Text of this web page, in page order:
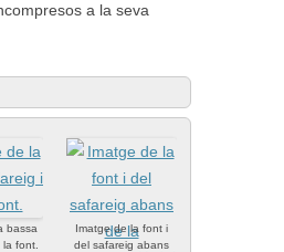
a la seva
bassa
font.
Imatge de la font i
del safareig abans